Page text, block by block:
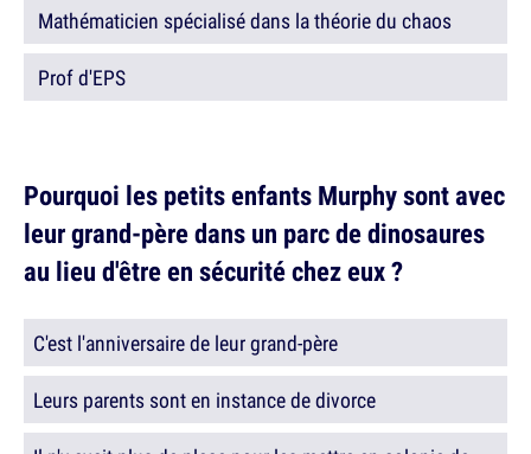
Mathématicien spécialisé dans la théorie du chaos
Prof d'EPS
Pourquoi les petits enfants Murphy sont avec
leur grand-père dans un parc de dinosaures
au lieu d'être en sécurité chez eux ?
C'est l'anniversaire de leur grand-père
Leurs parents sont en instance de divorce